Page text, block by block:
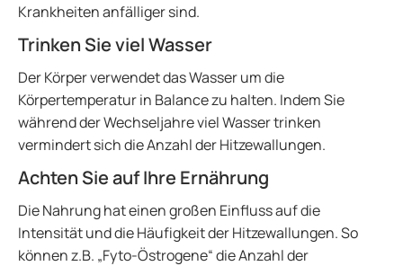
Krankheiten anfälliger sind.
Trinken Sie viel Wasser
Der Körper verwendet das Wasser um die
Körpertemperatur in Balance zu halten. Indem Sie
während der Wechseljahre viel Wasser trinken
vermindert sich die Anzahl der Hitzewallungen.
Achten Sie auf Ihre Ernährung
Die Nahrung hat einen großen Einfluss auf die
Intensität und die Häufigkeit der Hitzewallungen. So
können z.B. „Fyto-Östrogene“ die Anzahl der